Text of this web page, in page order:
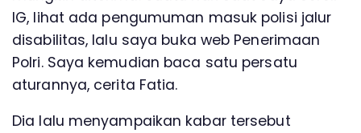
IG, lihat ada pengumuman masuk polisi jalur
disabilitas, lalu saya buka web Penerimaan
Polri. Saya kemudian baca satu persatu
aturannya, cerita Fatia.
Dia lalu menyampaikan kabar tersebut